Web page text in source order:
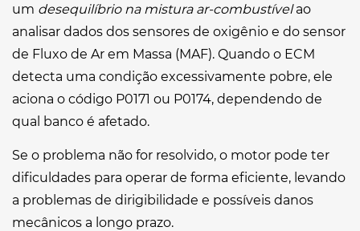
um desequilíbrio na mistura ar-combustívelao
analisar dados dos sensores de oxigênio e do sensor
de Fluxo de Ar em Massa (MAF). Quando o ECM
detecta uma condição excessivamente pobre, ele
aciona o código P0171 ou P0174, dependendo de
qual banco é afetado.
Se o problema não for resolvido, o motor pode ter
dificuldades para operar de forma eficiente, levando
a problemas de dirigibilidade e possíveis danos
mecânicos a longo prazo.